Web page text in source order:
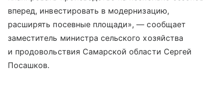
вперед, инвестировать в модернизацию,
расширять посевные площади», — сообщает
заместитель министра сельского хозяйства
и продовольствия Самарской области Сергей
Посашков.